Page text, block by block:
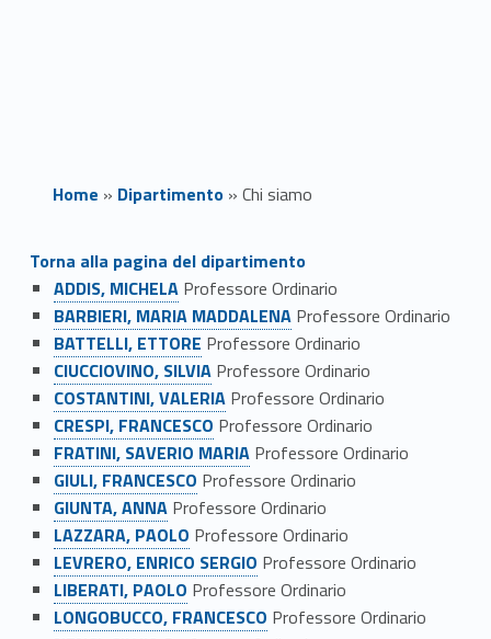
Home » Dipartimento» Chi siamo
C
h
i
s
i
a
m
o
Torna alla pagina del dipartimento
ADDIS, MICHELAProfessore Ordinario
BARBIERI, MARIA MADDALENAProfessore Ordinario
BATTELLI, ETTORE Professore Ordinario
CIUCCIOVINO, SILVIAProfessore Ordinario
COSTANTINI, VALERIAProfessore Ordinario
CRESPI, FRANCESCO Professore Ordinario
FRATINI, SAVERIO MARIAProfessore Ordinario
GIULI, FRANCESCO Professore Ordinario
GIUNTA, ANNAProfessore Ordinario
LAZZARA, PAOLO Professore Ordinario
LEVRERO, ENRICO SERGIO Professore Ordinario
LIBERATI, PAOLO Professore Ordinario
LONGOBUCCO, FRANCESCO Professore Ordinario